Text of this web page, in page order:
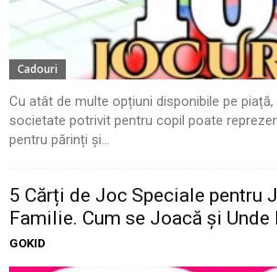
Cadouri
Cu atât de multe opțiuni disponibile pe
societate potrivit pentru copil poate
pentru părinți și...
5 Cărți de Joc Speciale pentru
Familie. Cum se Joacă și Unde
GOKID